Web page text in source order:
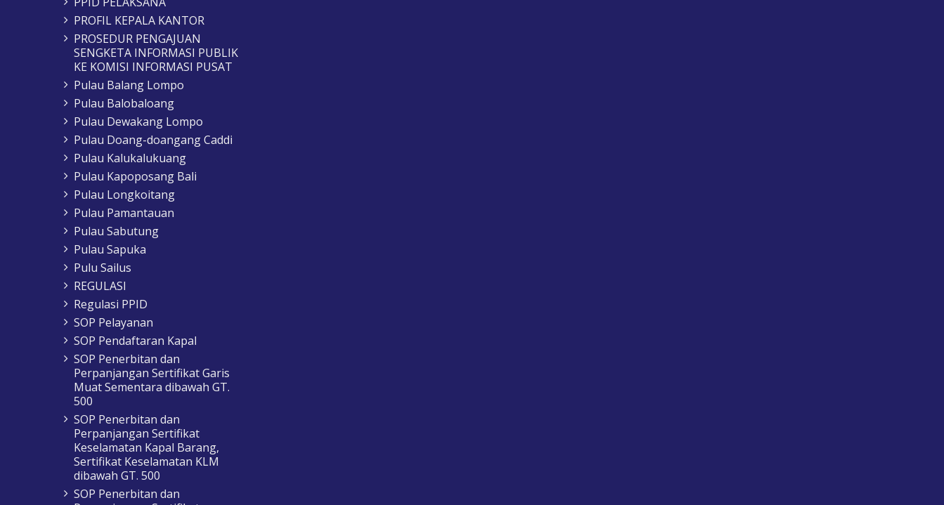
PROFIL KEPALA KANTOR
PROSEDUR PENGAJUAN
SENGKETA INFORMASI PUBLIK
KE KOMISI INFORMASI PUSAT
Pulau Balang Lompo
Pulau Balobaloang
Pulau Dewakang Lompo
Pulau Doang-doangang Caddi
Pulau Kalukalukuang
Pulau Kapoposang Bali
Pulau Longkoitang
Pulau Pamantauan
Pulau Sabutung
Pulau Sapuka
Pulu Sailus
REGULASI
Regulasi PPID
SOP Pelayanan
SOP Pendaftaran Kapal
SOP Penerbitan dan
Perpanjangan Sertifikat Garis
Muat Sementara dibawah GT.
500
SOP Penerbitan dan
Perpanjangan Sertifikat
Keselamatan Kapal Barang,
Sertifikat Keselamatan KLM
dibawah GT. 500
SOP Penerbitan dan